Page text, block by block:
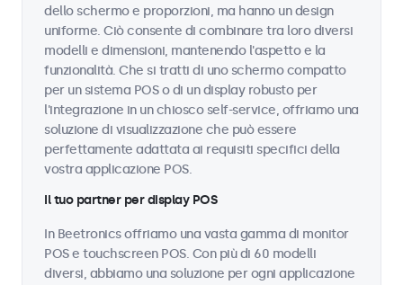
dello schermo e proporzioni, ma hanno un design
uniforme. Ciò consente di combinare tra loro diversi
modelli e dimensioni, mantenendo l'aspetto e la
funzionalità. Che si tratti di uno schermo compatto
per un sistema POS o di un display robusto per
l'integrazione in un chiosco self-service, offriamo una
soluzione di visualizzazione che può essere
perfettamente adattata ai requisiti specifici della
vostra applicazione POS.
Il tuo partner per display POS
In Beetronics offriamo una vasta gamma di monitor
POS e touchscreen POS. Con più di 60 modelli
diversi, abbiamo una soluzione per ogni applicazione